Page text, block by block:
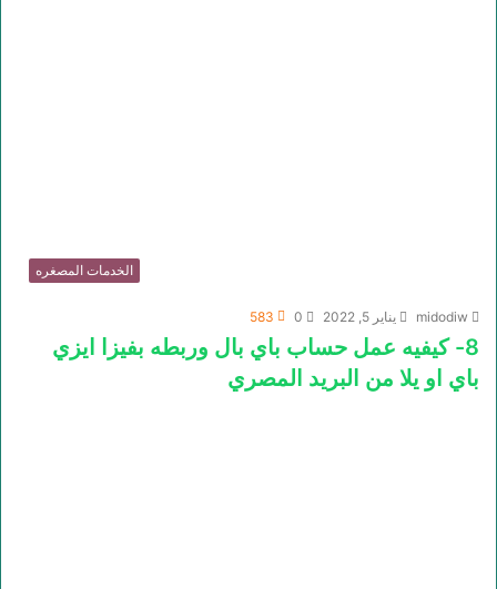
الخدمات المصغره
midodiw يناير 5, 2022 0
583
8- كيفيه عمل حساب باي بال وربطه بفيزا ايزي
باي او يلا من البريد المصري